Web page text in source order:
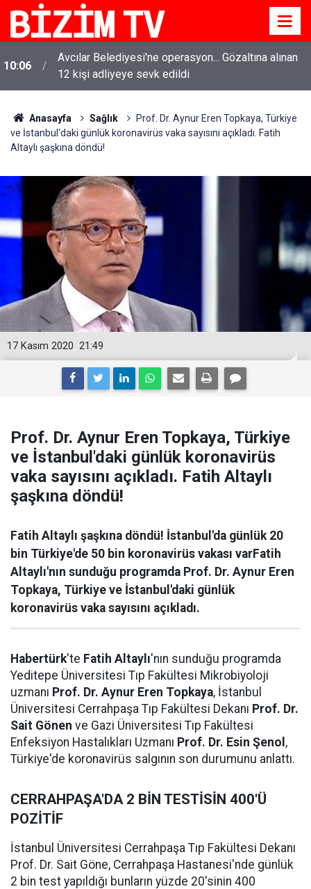
10:06
Avcılar Belediyesi'ne operasyon... Gözaltına alınan
12 kişi adliyeye sevk edildi
Anasayfa Sağlık
Prof. Dr. Aynur Eren Topkaya, Türkiye
ve İstanbul'daki günlük koronavirüs vaka sayısını açıkladı. Fatih
Altaylı şaşkına döndü!
21:49
17 Kasım 2020
Prof. Dr. Aynur Eren Topkaya, Türkiye
ve İstanbul'daki günlük koronavirüs
vaka sayısını açıkladı. Fatih Altaylı
şaşkına döndü!
Fatih Altaylı şaşkına döndü! İstanbul'da günlük 20
bin Türkiye'de 50 bin koronavirüs vakası varFatih
Altaylı'nın sunduğu programda Prof. Dr. Aynur Eren
Topkaya, Türkiye ve İstanbul'daki günlük
koronavirüs vaka sayısını açıkladı.
Habertürk'te Fatih Altaylı'nın sunduğu programda
Yeditepe Üniversitesi Tıp Fakültesi Mikrobiyoloji
uzmanı Prof. Dr. Aynur Eren Topkaya, İstanbul
Üniversitesi Cerrahpaşa Tıp Fakültesi Dekanı Prof. Dr.
Sait Gönen ve Gazi Üniversitesi Tıp Fakültesi
Enfeksiyon Hastalıkları Uzmanı Prof. Dr. Esin Şenol ,
Türkiye'de koronavirüs salgının son durumunu anlattı.
CERRAHPAŞA'DA 2 BİN TESTİSİN 400'Ü
POZİTİF
İstanbul Üniversitesi Cerrahpaşa Tıp Fakültesi Dekanı
Prof. Dr. Sait Göne, Cerrahpaşa Hastanesi'nde günlük
2 bin test yapıldığı bunların yüzde 20'sinin 400